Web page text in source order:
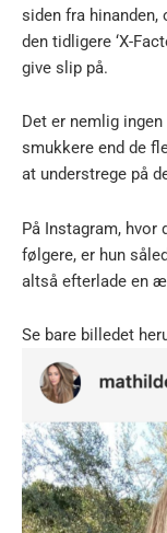
siden fra
den tidligere ‘X-
give slip på.
Det er nemlig
smukkere end de
at understrege på
På Instagram, hvor
følgere, er hun
altså efterlade en
Se bare billedet